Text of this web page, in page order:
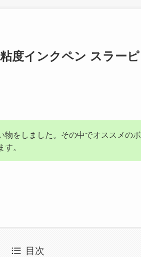
度インクペン スラー
物をしました。その中でオススメの
。
目次